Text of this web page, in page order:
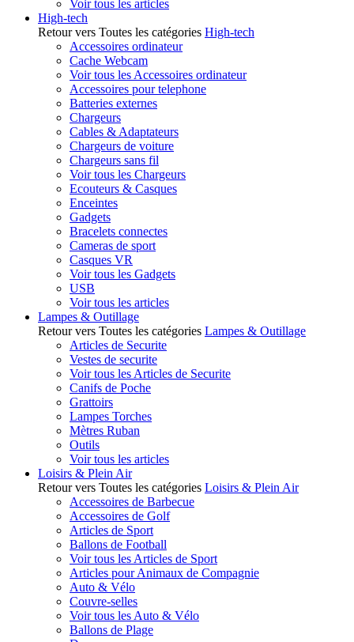
Voir tous les articles
High-tech
Retour vers Toutes les catégories High-tech
Accessoires ordinateur
Cache Webcam
Voir tous les Accessoires ordinateur
Accessoires pour telephone
Batteries externes
Chargeurs
Cables & Adaptateurs
Chargeurs de voiture
Chargeurs sans fil
Voir tous les Chargeurs
Ecouteurs & Casques
Enceintes
Gadgets
Bracelets connectes
Cameras de sport
Casques VR
Voir tous les Gadgets
USB
Voir tous les articles
Lampes & Outillage
Retour vers Toutes les catégories Lampes & Outillage
Articles de Securite
Vestes de securite
Voir tous les Articles de Securite
Canifs de Poche
Grattoirs
Lampes Torches
Mètres Ruban
Outils
Voir tous les articles
Loisirs & Plein Air
Retour vers Toutes les catégories Loisirs & Plein Air
Accessoires de Barbecue
Accessoires de Golf
Articles de Sport
Ballons de Football
Voir tous les Articles de Sport
Articles pour Animaux de Compagnie
Auto & Vélo
Couvre-selles
Voir tous les Auto & Vélo
Ballons de Plage